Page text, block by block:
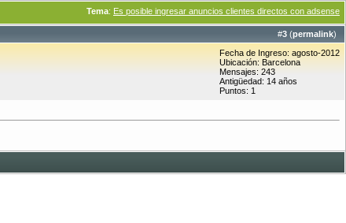
Tema: Es posible ingresar anuncios clientes directos con adsense
#3 (permalink)
Fecha de Ingreso: agosto-2012
Ubicación: Barcelona
Mensajes: 243
Antigüedad: 14 años
Puntos: 1